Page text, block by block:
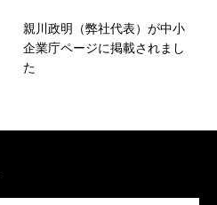
親川政明（弊社代表）が中小
企業庁ページに掲載されまし
た